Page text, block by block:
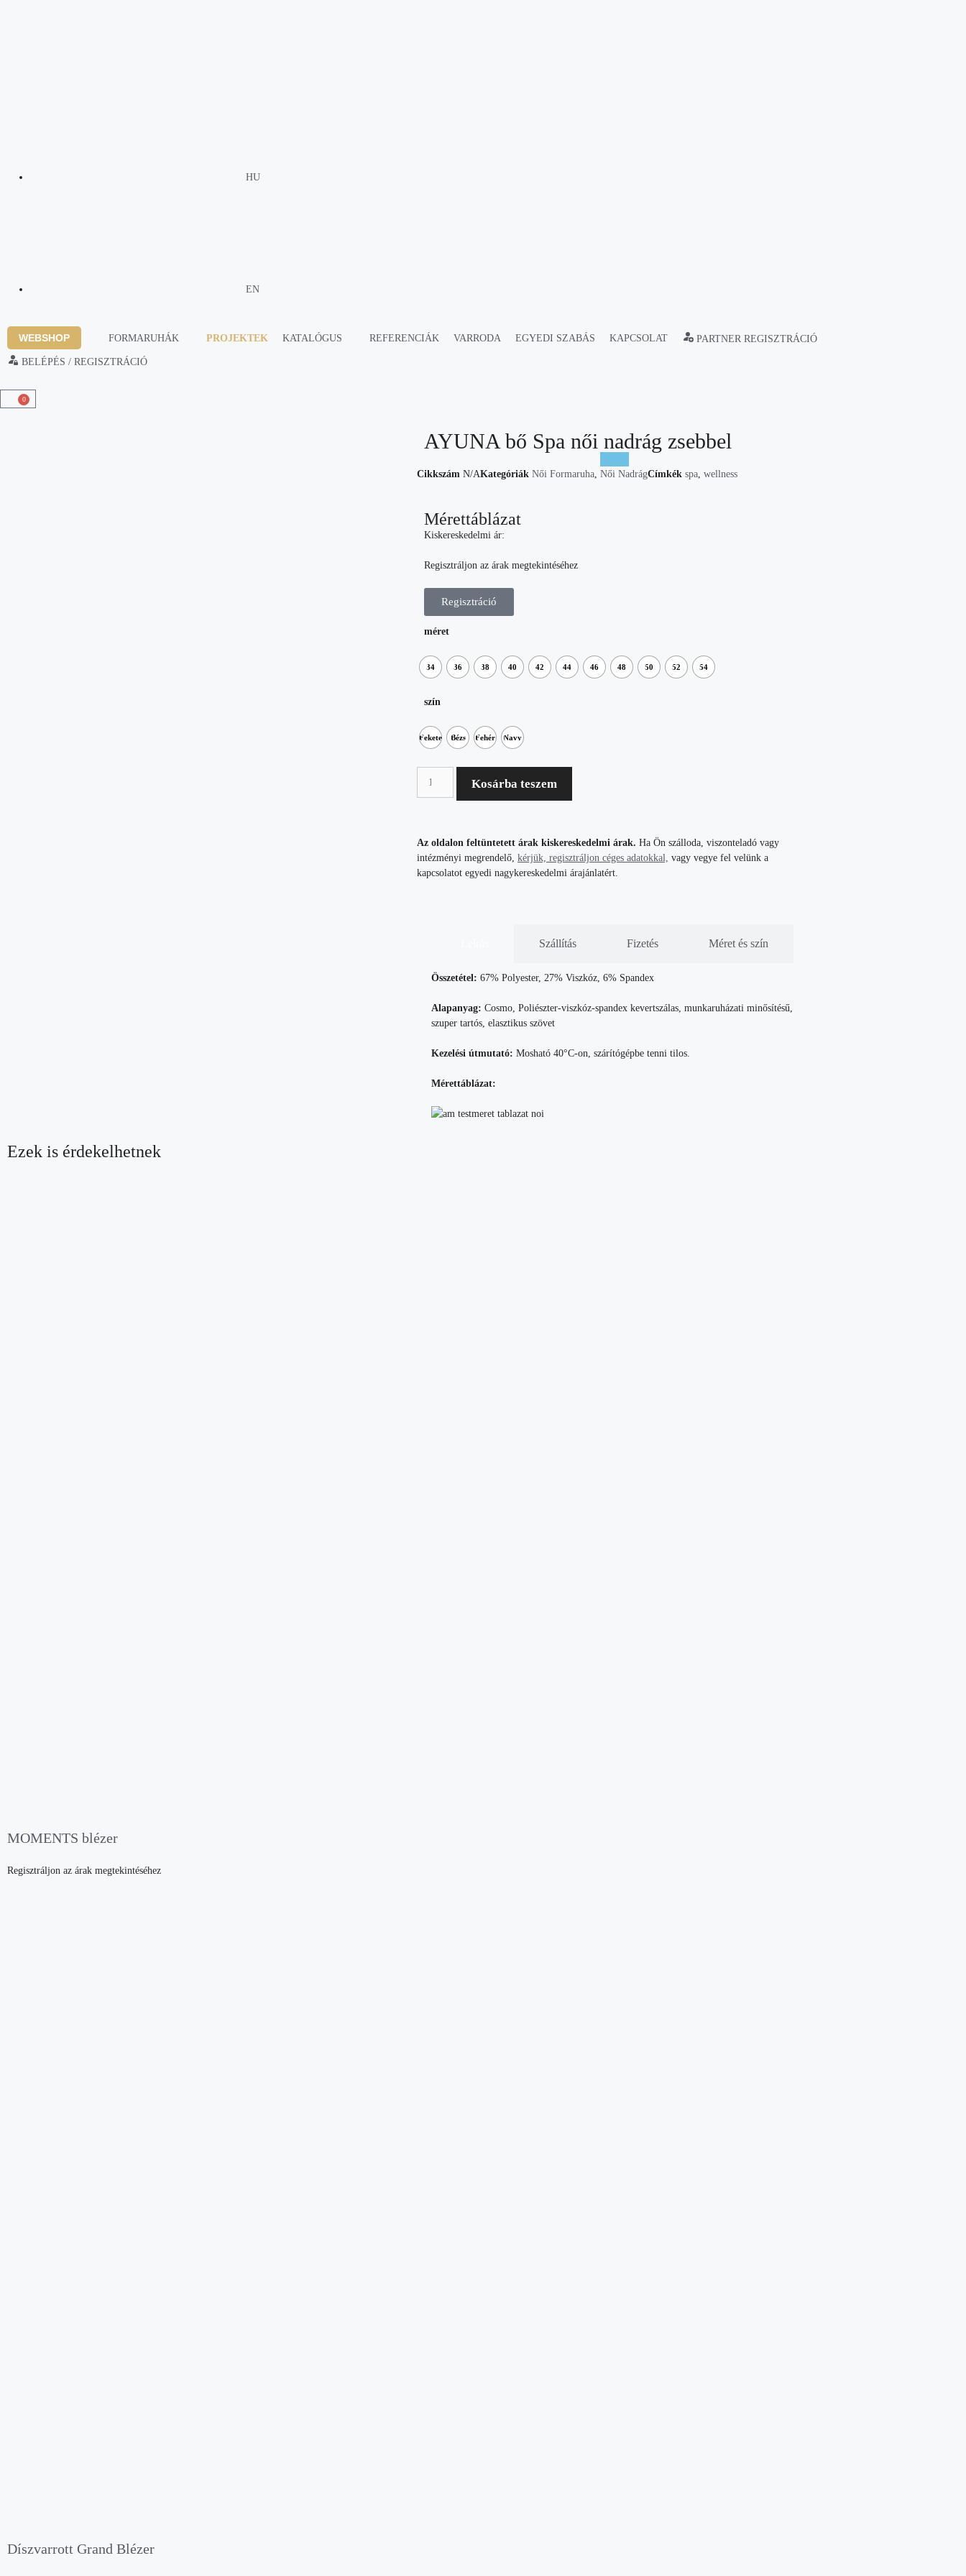
HU
EN
WEBSHOP FORMARUHÁK PROJEKTEK KATALÓGUS REFERENCIÁK VARRODA EGYEDI SZABÁS KAPCSOLAT PARTNER REGISZTRÁCIÓ
BELÉPÉS / REGISZTRÁCIÓ
0
AYUNA bő Spa női nadrág zsebbel
Cikkszám N/AKategóriák Női Formaruha, Női NadrágCímkék spa, wellness
Mérettáblázat
Kiskereskedelmi ár:
Regisztráljon az árak megtekintéséhez
Regisztráció
méret
34 36 38 40 42 44 46 48 50 52 54
szín
Fekete Bézs Fehér Navy
Kosárba teszem
Az oldalon feltüntetett árak kiskereskedelmi árak. Ha Ön szálloda, viszonteladó vagy
intézményi megrendelő, kérjük, regisztráljon céges adatokkal, vagy vegye fel velünk a
kapcsolatot egyedi nagykereskedelmi árajánlatért.
Szállítás Fizetés Méret és szín
Összetétel: 67% Polyester, 27% Viszkóz, 6% Spandex
Alapanyag: Cosmo, Poliészter-viszkóz-spandex kevertszálas, munkaruházati minősítésű,
szuper tartós, elasztikus szövet
Kezelési útmutató: Mosható 40°C-on, szárítógépbe tenni tilos.
Mérettáblázat:
Ezek is érdekelhetnek
MOMENTS blézer
Regisztráljon az árak megtekintéséhez
Díszvarrott Grand Blézer